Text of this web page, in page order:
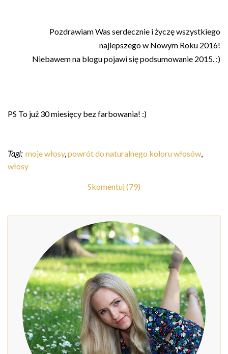
Pozdrawiam Was serdecznie i życzę wszystkiego
najlepszego w Nowym Roku 2016!
Niebawem na blogu pojawi się podsumowanie 2015. :)
PS To już 30 miesięcy bez farbowania! :)
Tagi: moje włosy,powrót do naturalnego koloru włosów,
włosy
Skomentuj (79)